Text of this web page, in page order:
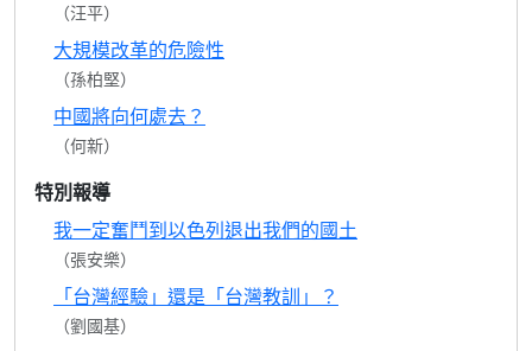
（汪平）
大規模改革的危險性
（孫柏堅）
中國將向何處去？
（何新）
特別報導
我一定奮鬥到以色列退出我們的國土
（張安樂）
「台灣經驗」還是「台灣教訓」？
（劉國基）